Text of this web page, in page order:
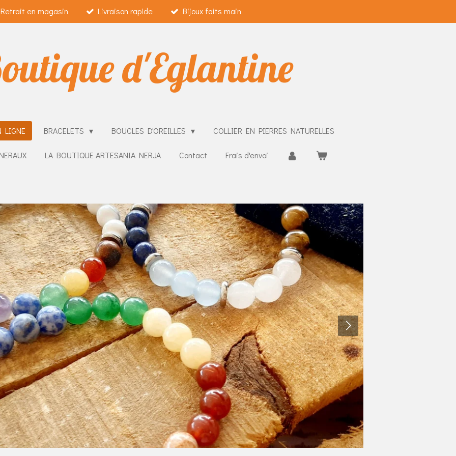
Retrait en magasin Livraison rapide Bijoux faits main
d'Eglantine
LIGNE BRACELETS BOUCLES D'OREILLES COLLIER EN PIERRES NATURELLES
LA BOUTIQUE ARTESANIA NERJA Contact Frais d'envoi